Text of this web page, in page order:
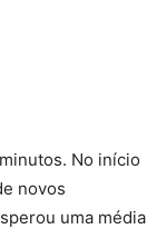
No início
novos
uma média